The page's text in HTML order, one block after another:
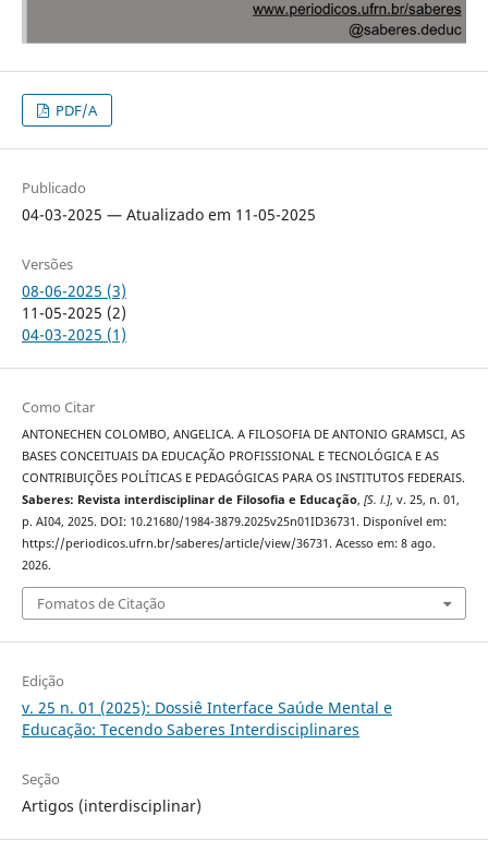
PDF/A
Publicado
04-03-2025 — Atualizado em 11-05-2025
Versões
08-06-2025 (3)
11-05-2025 (2)
04-03-2025 (1)
Como Citar
ANTONECHEN COLOMBO, ANGELICA. A FILOSOFIA DE ANTONIO GRAMSCI, AS
BASES CONCEITUAIS DA EDUCAÇÃO PROFISSIONAL E TECNOLÓGICA E AS
CONTRIBUIÇÕES POLÍTICAS E PEDAGÓGICAS PARA OS INSTITUTOS FEDERAIS.
Saberes: Revista interdisciplinar de Filosofia e Educação, [S. l.], v. 25, n. 01,
p. AI04, 2025. DOI: 10.21680/1984-3879.2025v25n01ID36731. Disponível em:
https://periodicos.ufrn.br/saberes/article/view/36731. Acesso em: 8 ago.
2026.
Fomatos de Citação
Edição
v. 25 n. 01 (2025): Dossiê Interface Saúde Mental e
Educação: Tecendo Saberes Interdisciplinares
Seção
Artigos (interdisciplinar)